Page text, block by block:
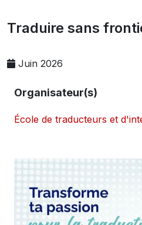
Traduire sans
Juin 2026
Organisateur(s)
École de traducteurs et